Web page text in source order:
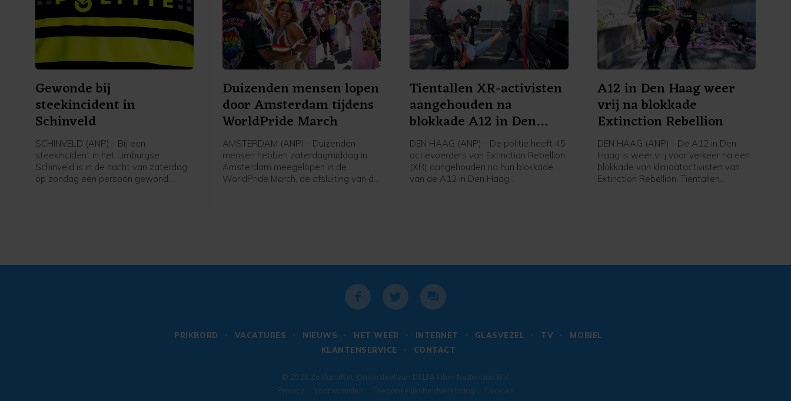
Gewonde bij
steekincident in
Schinveld
SCHINVELD (ANP) - Bij een
steekincident in het Limburgse
Schinveld is in de nacht van zaterdag
op zondag een persoon gewond
Duizenden mensen lopen
door Amsterdam tijdens
WorldPride March
AMSTERDAM (ANP) - Duizenden
mensen hebben zaterdagmiddag in
Amsterdam meegelopen in de
WorldPride March, de afsluiting van de
Tientallen XR-activisten
aangehouden na
blokkade A12 in Den
Haag
DEN HAAG (ANP) - De politie heeft 45
actievoerders van Extinction Rebellion
(XR) aangehouden na hun blokkade
van de A12 in Den Haag
A12 in Den Haag weer
vrij na blokkade
Extinction Rebellion
DEN HAAG (ANP) - De A12 in Den
Haag is weer vrij voor verkeer na een
blokkade van klimaatactivisten van
Extinction Rebellion. Tientallen
PRIKBORD VACATURES NIEUWS HET WEER INTERNET GLASVEZEL TV
MOBIEL
KLANTENSERVICE
CONTACT
© 2026 ZeelandNet . Onderdeel van DELTA Fiber Nederland B.V.
Privacy
Voorwaarden Toegankelijksheidverklaring Cookies